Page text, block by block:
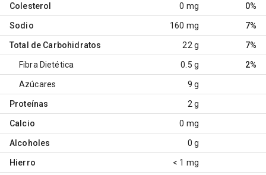
Colesterol 0 mg 0%
Sodio 160 mg 7%
Total de Carbohidratos 22 g 7%
Fibra Dietética 0.5 g 2%
Azúcares 9 g
Proteínas 2 g
Calcio 0 mg
Alcoholes 0 g
Hierro < 1 mg